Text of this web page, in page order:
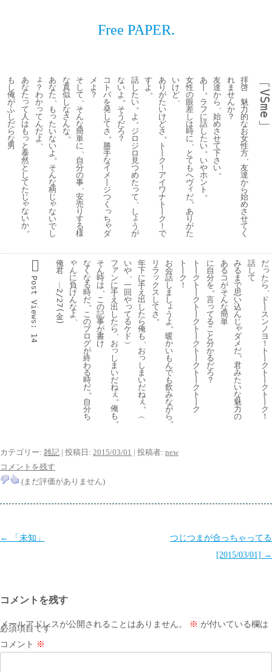
Free PAPER.
﹁
VSme
﹂
拝
啓
魅
力
的
な
お
女
性
方、
友
達
か
ら
始
め
さ
せ
て
く
れ
ま
せ
ん
か
？
友
達
か
ら、
始
め
さ
せ
て
下
さ
い。
あ
丨。
ラ
フ
に
話
し
た
い。
い
や
ホ
ン
ト。
女
性
の
眼
差
し
は
時
に、
と
て
も
へ
ヴ
ィ
だ。
あ
り
が
た
い
け
ど、
あ
り
が
た
い
け
ど
さ。
ト
ク
！
ア
イ
ワ
ナ
ト
ク
！
で
す
よ。
話
し
た
い。
よ。
ジ
ロ
ジ
ロ
見
つ
め
た
っ
て、
し
ょ
う
が
な
い
よ。
そ
う
だ
ろ
？
コ
ト
バ
を
発
し
て
さ。
勝
手
な
イ
メ
ジ
つ
く
っ
ち
ゃ
ダ
メ
よ
？
そ
し
て、
そ
ん
な
簡
単
に、
自
分
の
事、
安
売
り
す
る
様
な
真
似
し
な
さ
ん
な。
あ
な
た、
も
っ
た
い
な
い
よ。
そ
ん
な
柄
じ
ゃ
な
い
で
し
ょ
？
わ
か
っ
て
ん
だ
よ、
あ
な
た
っ
て
人
は
も
っ
と
泰
然
と
し
て
た
じ
ゃ
な
い
か。
も
し
俺
が
ふ
し
だ
ら
な
男
だ
っ
た
ら
ド
ス
ン
ノ
ヨ
！
ト
ク
ト
ク
ト
ク
！
話
し
て
み
る
ま
で
思
い
込
ん
じ
ゃ
ダ
メ
だ。
君
み
た
い
な
魅
力
の
あ
る
コ
が
そ
ん
な
簡
単
に
自
分
を。
言
っ
て
る
こ
と
分
か
る
だ
ろ
？
ト
ク
ト
ク
ト
ク
ト
ク
ト
ク
ト
ク
ト
ク
ト
ク
！
お
会
話
し
ま
し
ょ
う
よ。
暖
か
い
も
ん
で
も
飲
み
な
が
ら。
リ
ラ
ッ
ク
ス
し
て
さ。
年
下
に
手
え
出
し
た
ら
俺
も、
お
っ
し
ま
い
だ
ね
ぇ。
︵
い
や、
一
回
や
っ
て
る
ケ
ド
︶
フ
ァ
ン
に
手
え
出
し
た
ら、
お
っ
し
ま
い
だ
ね
ぇ。
俺
も。
そ
ん
時
は、
こ
の
記
事
が
書
け
な
く
な
る
時
だ。
こ
の
ブ
ロ
グ
が
終
わ
る
時
だ。
自
分
ち
ゃ
ん
に
負
け
ん
な
よ、
俺
君
︱
2/27(
金
)
Post
Views:
14
カテゴリー: 雑記 | 投稿日: 2015/03/01 | 投稿者: new
コメントを残す
(まだ評価がありません)
投
ゲ
ー
シ
← 「未知」
つじつまが合っちゃってる
[2015/03/01] →
コメントを残す
メールアドレスが公開されることはありません。 ※ が付いている欄は
必須項目です
コメント ※